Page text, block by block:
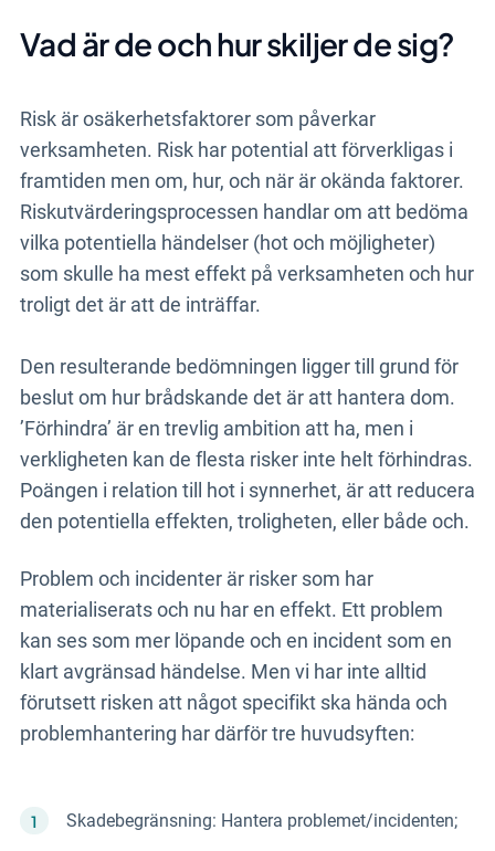
Vad är de och hur skiljer de sig?
Risk är osäkerhetsfaktorer som påverkar
verksamheten. Risk har potential att förverkligas i
framtiden men om, hur, och när är okända faktorer.
Riskutvärderingsprocessen handlar om att bedöma
vilka potentiella händelser (hot och möjligheter)
som skulle ha mest effekt på verksamheten och hur
troligt det är att de inträffar.
Den resulterande bedömningen ligger till grund för
beslut om hur brådskande det är att hantera dom.
’Förhindra’ är en trevlig ambition att ha, men i
verkligheten kan de flesta risker inte helt förhindras.
Poängen i relation till hot i synnerhet, är att reducera
den potentiella effekten, troligheten, eller både och.
Problem och incidenter är risker som har
materialiserats och nu har en effekt. Ett problem
kan ses som mer löpande och en incident som en
klart avgränsad händelse. Men vi har inte alltid
förutsett risken att något specifikt ska hända och
problemhantering har därför tre huvudsyften:
Skadebegränsning: Hantera problemet/incidenten;